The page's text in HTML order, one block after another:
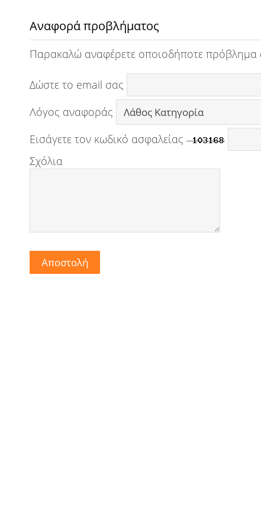
Αναφορά προβλήματος
Παρακαλώ αναφέρετε οποιοδήποτε
Δώστε το email σας
Λόγος αναφοράς
Εισάγετε τον κωδικό ασφαλείας
Σχόλια